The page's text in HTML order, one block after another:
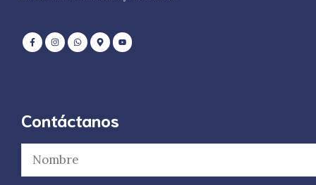
Contáctanos